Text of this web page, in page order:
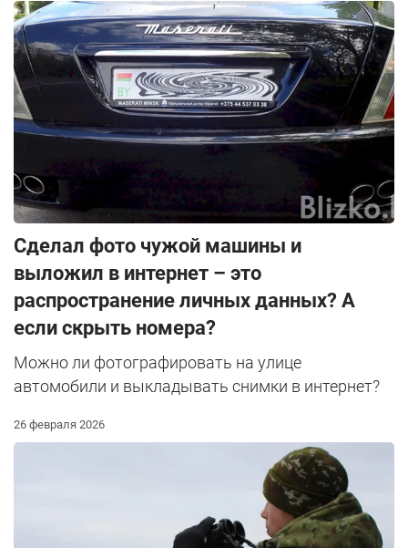
Сделал фото чужой машины и
выложил в интернет – это
распространение личных данных? А
если скрыть номера?
Можно ли фотографировать на улице
автомобили и выкладывать снимки в интернет?
26 февраля 2026